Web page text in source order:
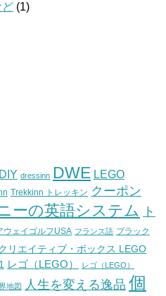
ど (1)
DIY dressinn DWE LEGO
Trekkinn トレッキン クーポン
ーの英語システム
ト
ウェイゴルフUSA フランス語 ブラック
リエイティブ・ボックス LEGO
レゴ（LEGO） レゴ（LEGO）
地図 人生を変える逸品 個